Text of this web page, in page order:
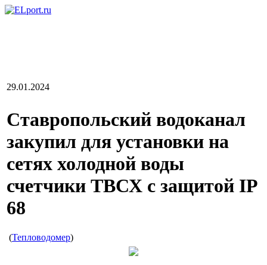
29.01.2024
Ставропольский водоканал
закупил для установки на
сетях холодной воды
счетчики ТВСХ с защитой IP
68
(Тепловодомер)